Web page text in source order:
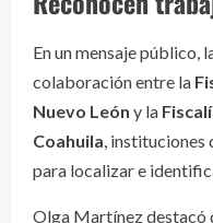
En un mensaje público,
colaboración entre la
Nuevo León y la
Coahuila, instituciones
para localizar e
Olga Martínez destacó